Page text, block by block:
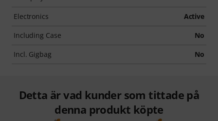
Electronics Active
Including Case No
Incl. Gigbag No
Detta är vad kunder som tittade på
denna produkt köpte